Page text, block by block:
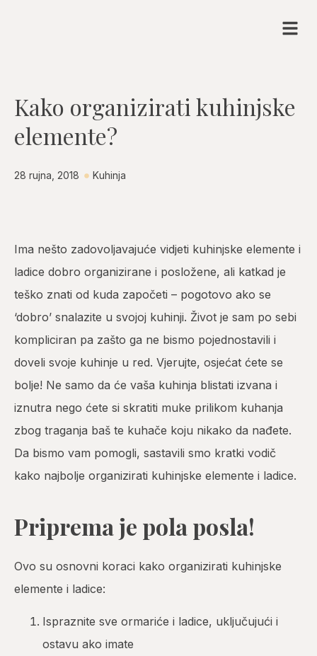
Kako organizirati kuhinjske
elemente?
28 rujna, 2018 Kuhinja
Ima nešto zadovoljavajuće vidjeti kuhinjske elemente i
ladice dobro organizirane i posložene, ali katkad je
teško znati od kuda započeti – pogotovo ako se
‘dobro’ snalazite u svojoj kuhinji. Život je sam po sebi
kompliciran pa zašto ga ne bismo pojednostavili i
doveli svoje kuhinje u red. Vjerujte, osjećat ćete se
bolje! Ne samo da će vaša kuhinja blistati izvana i
iznutra nego ćete si skratiti muke prilikom kuhanja
zbog traganja baš te kuhače koju nikako da nađete.
Da bismo vam pomogli, sastavili smo kratki vodič
kako najbolje organizirati kuhinjske elemente i ladice.
Priprema je pola posla!
Ovo su osnovni koraci kako organizirati kuhinjske
elemente i ladice:
Ispraznite sve ormariće i ladice, uključujući i
ostavu ako imate